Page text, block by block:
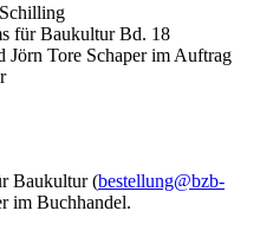
für Baukultur Bd. 18
Jörn Tore Schaper im Auftrag
Baukultur (bestellung@bzb-
im Buchhandel.